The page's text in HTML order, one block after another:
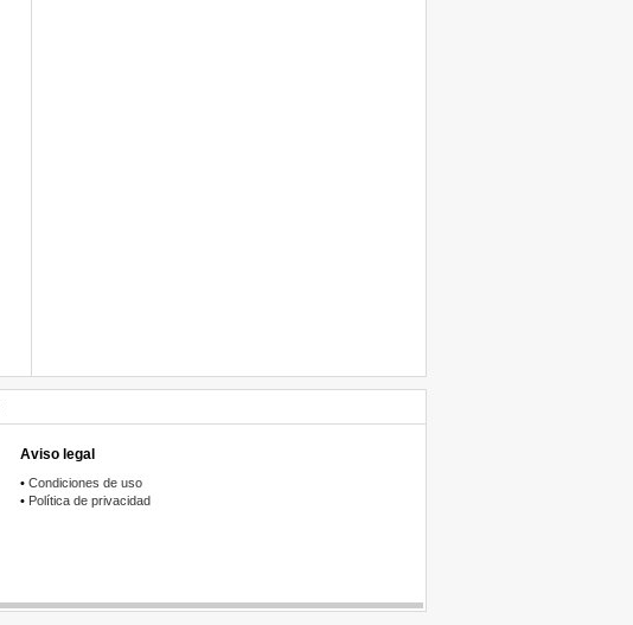
Aviso legal
• Condiciones de uso
• Política de privacidad